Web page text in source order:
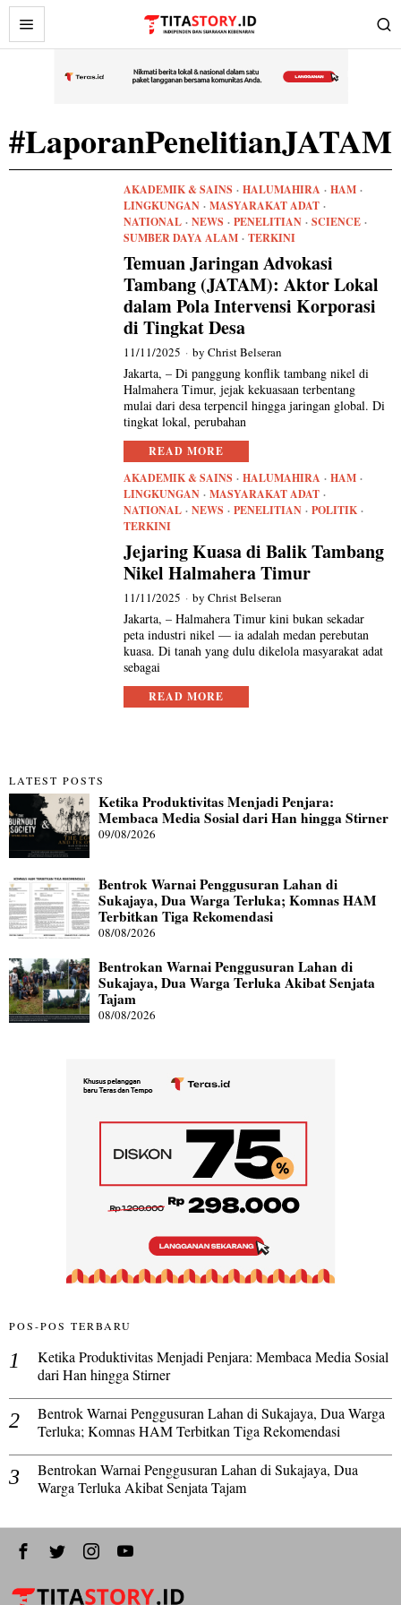
#LaporanPenelitianJATAM
AKADEMIK & SAINS · HALUMAHIRA · HAM ·
LINGKUNGAN · MASYARAKAT ADAT ·
NATIONAL · NEWS · PENELITIAN · SCIENCE ·
SUMBER DAYA ALAM · TERKINI
Temuan Jaringan Advokasi
Tambang (JATAM): Aktor Lokal
dalam Pola Intervensi Korporasi
di Tingkat Desa
11/11/2025 byChrist Belseran
Jakarta, – Di panggung konflik tambang nikel di
Halmahera Timur, jejak kekuasaan terbentang
mulai dari desa terpencil hingga jaringan global. Di
tingkat lokal, perubahan
READ MORE
AKADEMIK & SAINS · HALUMAHIRA · HAM ·
LINGKUNGAN · MASYARAKAT ADAT ·
NATIONAL · NEWS · PENELITIAN · POLITIK ·
TERKINI
Jejaring Kuasa di Balik Tambang
Nikel Halmahera Timur
11/11/2025 byChrist Belseran
Jakarta, – Halmahera Timur kini bukan sekadar
peta industri nikel — ia adalah medan perebutan
kuasa. Di tanah yang dulu dikelola masyarakat adat
sebagai
READ MORE
LATEST POSTS
Ketika Produktivitas Menjadi Penjara:
Membaca Media Sosial dari Han hingga Stirner
09/08/2026
Bentrok Warnai Penggusuran Lahan di
Sukajaya, Dua Warga Terluka; Komnas HAM
Terbitkan Tiga Rekomendasi
08/08/2026
Bentrokan Warnai Penggusuran Lahan di
Sukajaya, Dua Warga Terluka Akibat Senjata
Tajam
08/08/2026
POS-POS TERBARU
Ketika Produktivitas Menjadi Penjara: Membaca Media Sosial
dari Han hingga Stirner
Bentrok Warnai Penggusuran Lahan di Sukajaya, Dua Warga
Terluka; Komnas HAM Terbitkan Tiga Rekomendasi
Bentrokan Warnai Penggusuran Lahan di Sukajaya, Dua
Warga Terluka Akibat Senjata Tajam